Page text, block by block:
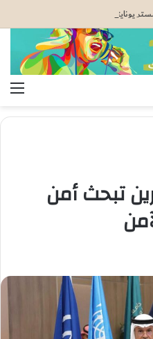
قبل كأس السوبر الأوروبي
تبحث أمن